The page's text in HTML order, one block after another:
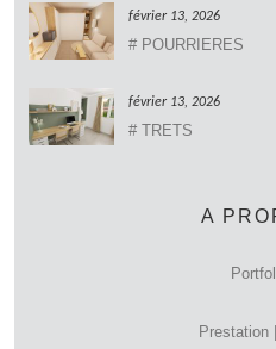
février 13, 2026
# POURRIERES
février 13, 2026
# TRETS
A
Prestation